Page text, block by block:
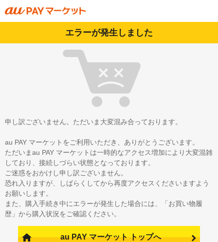
エラーが発生しました
申し訳ございません。ただいま大変混み合っております。
au PAY マーケットをご利用いただき、ありがとうございます。
ただいまau PAY マーケットは一時的なアクセス増加により大変混雑
しており、接続しづらい状態となっております。
ご迷惑をおかけし申し訳ございません。
恐れ入りますが、しばらくしてから再度アクセスくださいますよう
お願いします。
また、購入手続き中にエラーが発生した場合には、「お買い物履
歴」から購入状況をご確認ください。
au PAY マーケット トップへ